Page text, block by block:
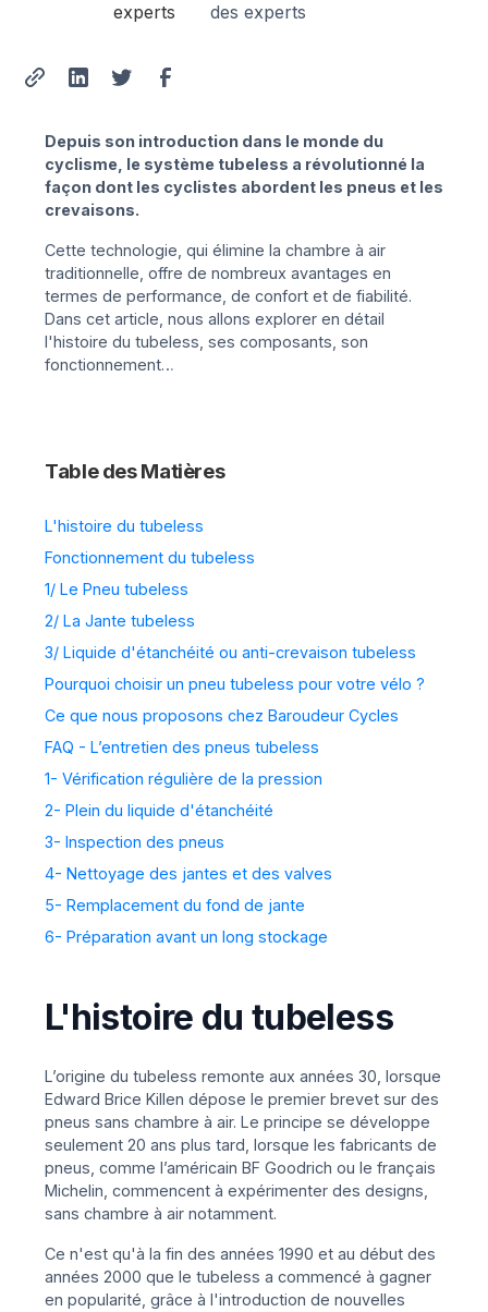
experts
des experts
Depuis son introduction dans le monde du
cyclisme, le système tubeless a révolutionné la
façon dont les cyclistes abordent les pneus et les
crevaisons.
Cette technologie, qui élimine la chambre à air
traditionnelle, offre de nombreux avantages en
termes de performance, de confort et de fiabilité.
Dans cet article, nous allons explorer en détail
l'histoire du tubeless, ses composants, son
fonctionnement…
Table des Matières
L'histoire du tubeless
Fonctionnement du tubeless
1/ Le Pneu tubeless
2/ La Jante tubeless
3/ Liquide d'étanchéité ou anti-crevaison tubeless
Pourquoi choisir un pneu tubeless pour votre vélo ?
Ce que nous proposons chez Baroudeur Cycles
FAQ - L’entretien des pneus tubeless
1- Vérification régulière de la pression
2- Plein du liquide d'étanchéité
3- Inspection des pneus
4- Nettoyage des jantes et des valves
5- Remplacement du fond de jante
6- Préparation avant un long stockage
L'histoire du tubeless
L’origine du tubeless remonte aux années 30, lorsque
Edward Brice Killen dépose le premier brevet sur des
pneus sans chambre à air. Le principe se développe
seulement 20 ans plus tard, lorsque les fabricants de
pneus, comme l’américain BF Goodrich ou le français
Michelin, commencent à expérimenter des designs,
sans chambre à air notamment.
Ce n'est qu'à la fin des années 1990 et au début des
années 2000 que le tubeless a commencé à gagner
en popularité, grâce à l'introduction de nouvelles